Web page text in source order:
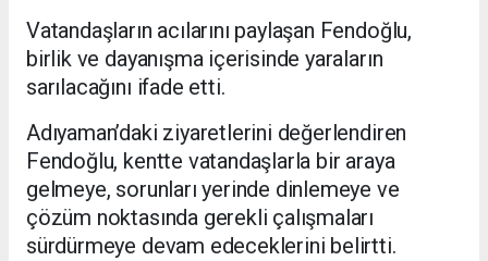
Vatandaşların acılarını paylaşan Fendoğlu,
birlik ve dayanışma içerisinde yaraların
sarılacağını ifade etti.
Adıyaman’daki ziyaretlerini değerlendiren
Fendoğlu, kentte vatandaşlarla bir araya
gelmeye, sorunları yerinde dinlemeye ve
çözüm noktasında gerekli çalışmaları
sürdürmeye devam edeceklerini belirtti.